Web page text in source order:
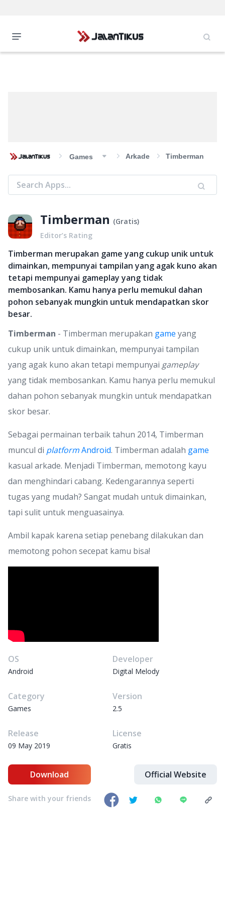
Games Arkade Timberman
Timberman (Gratis)
Editor’s Rating
Timberman merupakan game yang cukup unik untuk
dimainkan, mempunyai tampilan yang agak kuno akan
tetapi mempunyai gameplay yang tidak
membosankan. Kamu hanya perlu memukul dahan
pohon sebanyak mungkin untuk mendapatkan skor
besar.
Timberman - Timberman merupakan game yang
cukup unik untuk dimainkan, mempunyai tampilan
yang agak kuno akan tetapi mempunyai gameplay
yang tidak membosankan. Kamu hanya perlu memukul
dahan pohon sebanyak mungkin untuk mendapatkan
skor besar.
Sebagai permainan terbaik tahun 2014, Timberman
muncul di platformAndroid. Timberman adalah game
kasual arkade. Menjadi Timberman, memotong kayu
dan menghindari cabang. Kedengarannya seperti
tugas yang mudah? Sangat mudah untuk dimainkan,
tapi sulit untuk menguasainya.
Ambil kapak karena setiap penebang dilakukan dan
memotong pohon secepat kamu bisa!
OS
Android
Developer
Digital Melody
Category
Games
Version
2.5
Release
09 May 2019
License
Gratis
Download Official Website
Share with your friends